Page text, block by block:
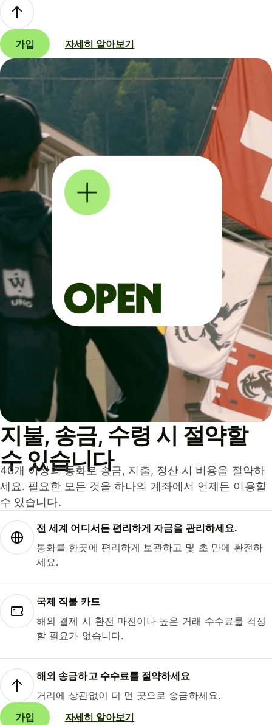
가입 자세히 알아보기
지불, 송금, 수령 시 절약할
수 있습니다
40개 이상의 통화로 송금, 지출, 정산 시 비용을 절약하
세요. 필요한 모든 것을 하나의 계좌에서 언제든 이용할
수 있습니다.
전 세계 어디서든 편리하게 자금을 관리하세요.
통화를 한곳에 편리하게 보관하고 몇 초 만에 환전하
세요.
국제 직불 카드
해외 결제 시 환전 마진이나 높은 거래 수수료를 걱정
할 필요가 없습니다.
해외 송금하고 수수료를 절약하세요
거리에 상관없이 더 먼 곳으로 송금하세요.
가입
자세히 알아보기